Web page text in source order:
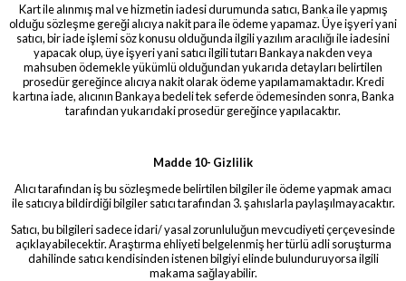
Kart ile alınmış mal ve hizmetin iadesi durumunda satıcı, Banka ile yapmış
olduğu sözleşme gereği alıcıya nakit para ile ödeme yapamaz. Üye işyeri yani
satıcı, bir iade işlemi söz konusu olduğunda ilgili yazılım aracılığı ile iadesini
yapacak olup, üye işyeri yani satıcı ilgili tutarı Bankaya nakden veya
mahsuben ödemekle yükümlü olduğundan yukarıda detayları belirtilen
prosedür gereğince alıcıya nakit olarak ödeme yapılamamaktadır. Kredi
kartına iade, alıcının Bankaya bedeli tek seferde ödemesinden sonra, Banka
tarafından yukarıdaki prosedür gereğince yapılacaktır.
Madde 10- Gizlilik
Alıcı tarafından iş bu sözleşmede belirtilen bilgiler ile ödeme yapmak amacı
ile satıcıya bildirdiği bilgiler satıcı tarafından 3. şahıslarla paylaşılmayacaktır.
Satıcı, bu bilgileri sadece idari/ yasal zorunluluğun mevcudiyeti çerçevesinde
açıklayabilecektir. Araştırma ehliyeti belgelenmiş her türlü adli soruşturma
dahilinde satıcı kendisinden istenen bilgiyi elinde bulunduruyorsa ilgili
makama sağlayabilir.